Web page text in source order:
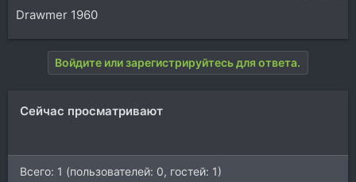
Drawmer 1960
Войдите или зарегистрируйтесь для ответа.
Сейчас просматривают
Всего: 1 (пользователей: 0, гостей: 1)